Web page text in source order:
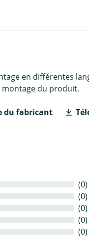
en différentes
du produit.
du fabricant
(0)
(0)
(0)
(0)
(0)